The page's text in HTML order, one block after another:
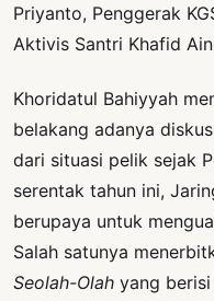
Priyanto, Penggerak
Aktivis Santri Khafid
Khoridatul Bahiyyah
belakang adanya
dari situasi pelik sejak
serentak tahun ini,
berupaya untuk
Salah satunya
Seolah-Olah yang